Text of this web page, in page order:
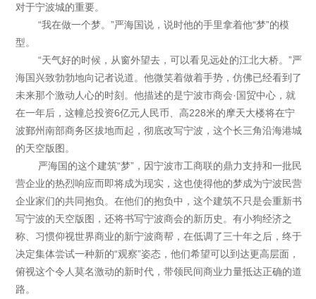
对于宁波城的重要。
“我在做一个梦。”严海国说，说时他的手里拿着他“梦”的模
型。
“天气好的时候，从窗外望去，可以看见远处的江北大桥。”严
海国兴致勃勃地向记者说道。他微笑着做着手势，仿佛已经看到了
未来那个激动人心的时刻。他描述的是宁波市商会·国贸中心，就
在一年后，这幢总投资6亿元人民币、高228米的摩天大楼将在宁
波鄞州南部商务区拔地而起，彻底改写宁波，这个长三角沿海港城
的天空版图。
严海国的这个建筑“梦”，因宁波市工商联的鼎力支持和一批民
营企业的热烈响应而即将成为现实，这也使得他的梦成为宁波民营
企业家们的共同抱负。在他们的抱负中，这个建筑不只是会重新书
写宁波的天空版图，还将书写宁波商会的新历史。有小狗经济之
称、习惯仰视世界商业的新宁波商帮，在低调了三十年之后，终于
决定集体尝试一种新的“观察”姿态，他们希望可以到达更高层面，
俯视这个令人莫名激动的新时代，带领民间商业力量抵达正确的道
路。